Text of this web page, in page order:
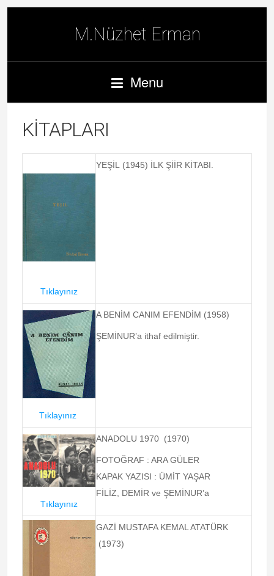
M.Nüzhet Erman
Menu
KITAPLARI
Tıklayınız
YEŞİL (1945) İLK ŞİİR KİTABI.
Tıklayınız
A BENİM CANIM EFENDİM (1958)
ŞEMİNUR’a ithaf edilmiştir.
Tıklayınız
ANADOLU 1970 (1970)
FOTOĞRAF : ARA GÜLER
KAPAK YAZISI : ÜMİT YAŞAR
FİLİZ, DEMİR ve ŞEMİNUR’a
GAZİ MUSTAFA KEMAL ATATÜRK
(1973)